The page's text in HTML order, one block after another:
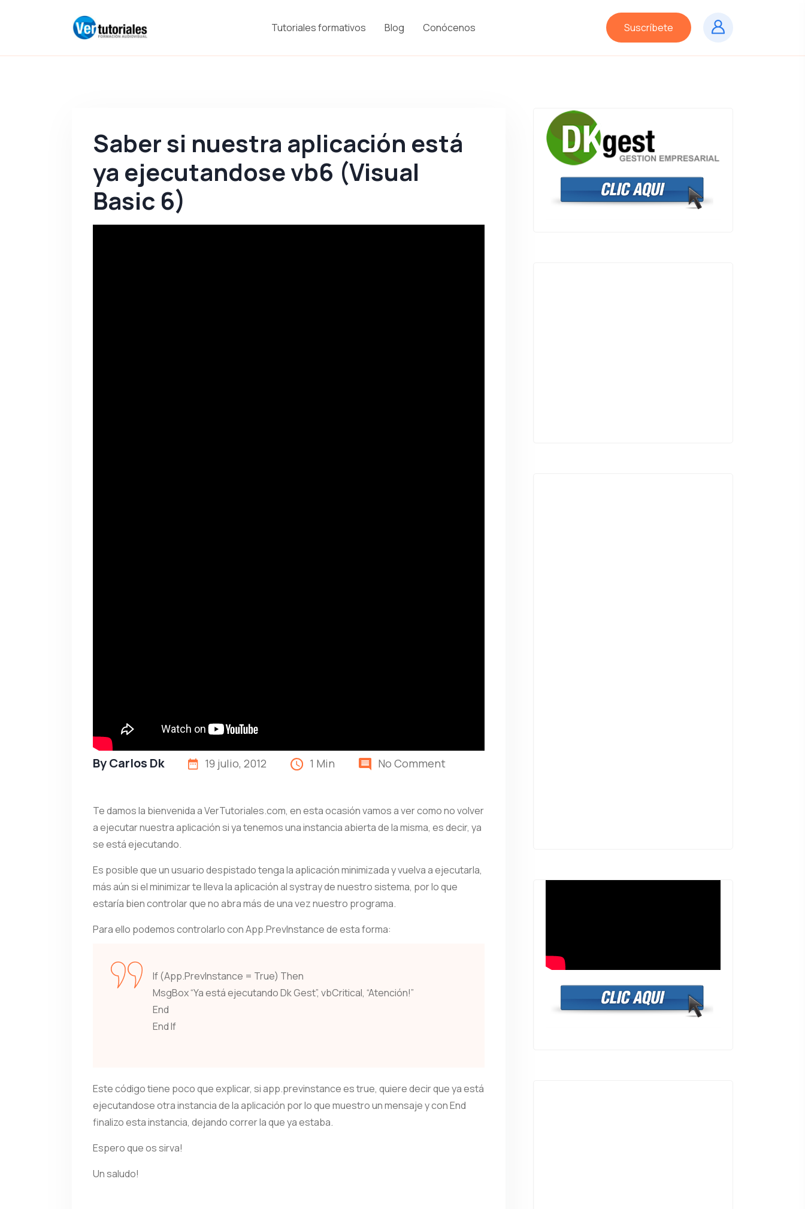
Tutoriales formativos Blog Conócenos Suscríbete
Saber si nuestra aplicación está
ya ejecutandose vb6 (Visual
Basic 6)
ByCarlos Dk 19 julio, 2012 1 Min No Comment
Te damos la bienvenida a VerTutoriales.com, en esta ocasión vamos a ver como no volver
a ejecutar nuestra aplicación si ya tenemos una instancia abierta de la misma, es decir, ya
se está ejecutando.
Es posible que un usuario despistado tenga la aplicación minimizada y vuelva a ejecutarla,
más aún si el minimizar te lleva la aplicación al systray de nuestro sistema, por lo que
estaría bien controlar que no abra más de una vez nuestro programa.
Para ello podemos controlarlo con App.PrevInstance de esta forma:
If (App.PrevInstance = True) Then
MsgBox “Ya está ejecutando Dk Gest”, vbCritical, “Atención!”
End
End If
Este código tiene poco que explicar, si app.previnstance es true, quiere decir que ya está
ejecutandose otra instancia de la aplicación por lo que muestro un mensaje y con End
finalizo esta instancia, dejando correr la que ya estaba.
Espero que os sirva!
Un saludo!